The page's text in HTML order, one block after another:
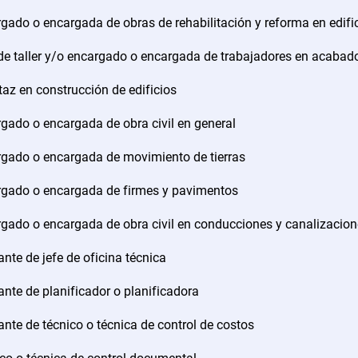
o encargada de obras de rehabilitación y reforma en
taller y/o encargado o encargada de trabajadores en
en construcción de edificios
o encargada de obra civil en general
o encargada de movimiento de tierras
o encargada de firmes y pavimentos
o encargada de obra civil en conducciones y
de jefe de oficina técnica
de planificador o planificadora
de técnico o técnica de control de costos